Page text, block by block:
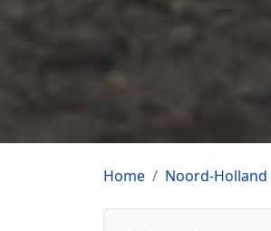
Home Noord-Holland